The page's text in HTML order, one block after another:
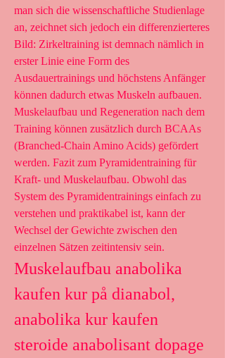
man sich die wissenschaftliche Studienlage
an, zeichnet sich jedoch ein differenzierteres
Bild: Zirkeltraining ist demnach nämlich in
erster Linie eine Form des
Ausdauertrainings und höchstens Anfänger
können dadurch etwas Muskeln aufbauen.
Muskelaufbau und Regeneration nach dem
Training können zusätzlich durch BCAAs
(Branched-Chain Amino Acids) gefördert
werden. Fazit zum Pyramidentraining für
Kraft- und Muskelaufbau. Obwohl das
System des Pyramidentrainings einfach zu
verstehen und praktikabel ist, kann der
Wechsel der Gewichte zwischen den
einzelnen Sätzen zeitintensiv sein.
Muskelaufbau anabolika
kaufen kur på dianabol,
anabolika kur kaufen
steroide anabolisant dopage